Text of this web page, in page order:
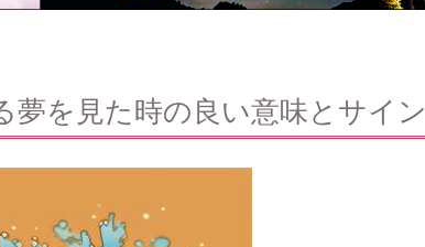
夢を見た時の良い意味とサイン